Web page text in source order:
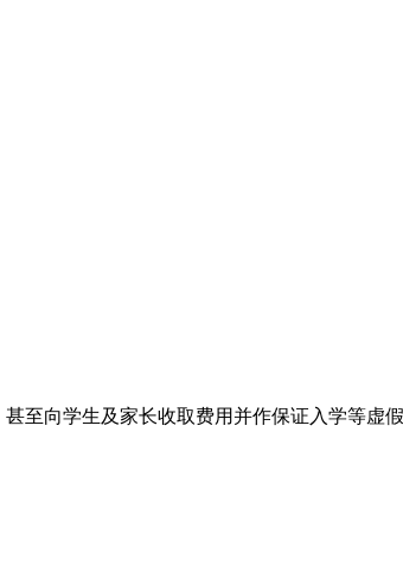
至向学生及家长收取费用并作保证入学等虚